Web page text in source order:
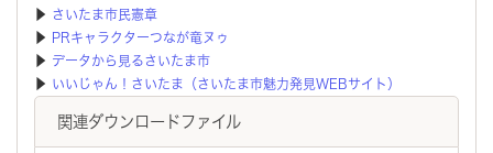
▶ さいたま市民憲章
▶
PRキャラクターつなが竜ヌゥ
▶ データから見るさいたま市
▶ いいじゃん！さいたま（さいたま市魅力発見WEBサイト）
関連ダウンロードファイル